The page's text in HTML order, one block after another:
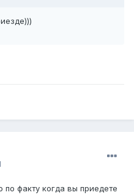
по факту когда вы приедете